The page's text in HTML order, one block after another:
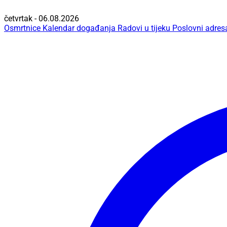
četvrtak - 06.08.2026
Osmrtnice Kalendar događanja Radovi u tijeku Poslovni